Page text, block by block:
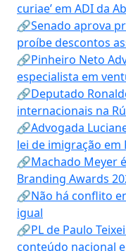
curiae’ em ADI da
🔗Senado aprova
proíbe descontos
🔗Pinheiro Neto
especialista em
🔗Deputado
internacionais na
🔗Advogada
lei de imigração em
🔗Machado Meyer
Branding Awards
🔗Não há conflito
igual
🔗PL de Paulo
conteúdo nacional